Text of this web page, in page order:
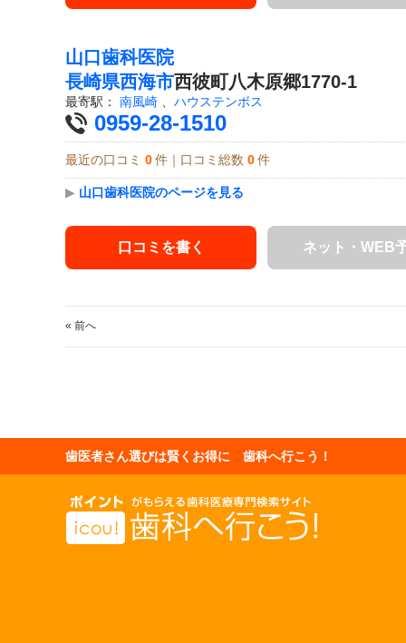
山口歯科医院
長崎県西海市西彼町八木原郷1770-1
最寄駅： 南風崎 ハウステンボス
0959-28-1510
最近の口コミ 0 件｜口コミ総数 0 件
▶ 山口歯科医院のページを見る
口コミを書く ネット・WEB
« 前へ
歯医者さん選びは賢くお得に 歯科へ行こう！